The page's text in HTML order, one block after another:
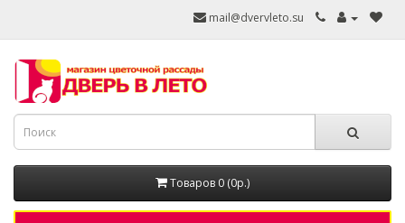
mail@dvervleto.su
Товаров 0 (0р.)